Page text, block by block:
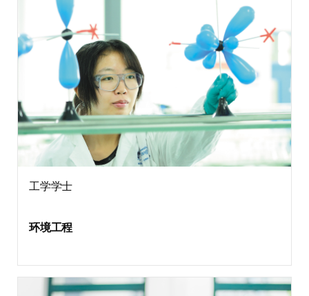
工学学士
环境工程